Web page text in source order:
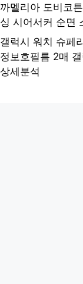
까멜리아 도비코
싱 시어서커 순면
갤럭시 워치 슈페
정보호필름 2매
상세분석